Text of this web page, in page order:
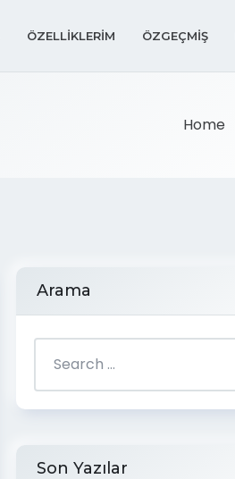
ÖZELLIKLERIM ÖZGEÇMIŞ
Home
Arama
Son Yazılar